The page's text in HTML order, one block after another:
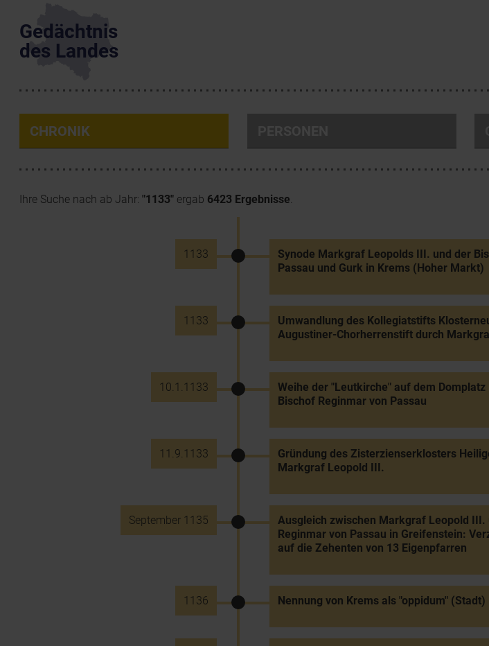
Gedächtnis
des Landes
CHRONIK
Ihre Suche nach ab Jahr: "1133" ergab 6423 Ergebnisse.
1133
Synode Markgraf Leopolds III. und der
Passau und Gurk in Krems (Hoher Markt)
1133
Umwandlung des Kollegiatstifts
Augustiner-Chorherrenstift durch
10.1.1133
Weihe der "Leutkirche" auf dem
Bischof Reginmar von Passau
11.9.1133
Gründung des Zisterzienserklosters
Markgraf Leopold III.
September 1135
Ausgleich zwischen Markgraf Leopold III.
Reginmar von Passau in Greifenstein:
auf die Zehenten von 13 Eigenpfarren
1136 Nennung von Krems als "oppidum" (Stadt)